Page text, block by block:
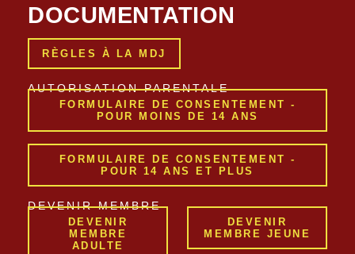
DOCUMENTATION
RÈGLES À LA MDJ
AUTORISATION PARENTALE
FORMULAIRE DE CONSENTEMENT -
POUR MOINS DE 14 ANS
FORMULAIRE DE CONSENTEMENT -
POUR 14 ANS ET PLUS
DEVENIR MEMBRE
DEVENIR
MEMBRE
ADULTE
DEVENIR
MEMBRE JEUNE